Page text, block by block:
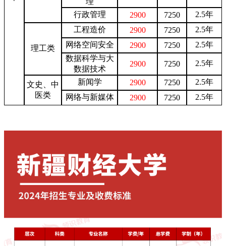
行政管理 2900 7250 2.5年
理工类
工程造价 2900 7250
2.5年
网络空间安全
2900 7250
2.5年
数据科学与大
数据技术
2900 7250 2.5年
文史、中
医类
新闻学 2900 7250
2.5年
网络与新媒体
2900 7250 2.5年